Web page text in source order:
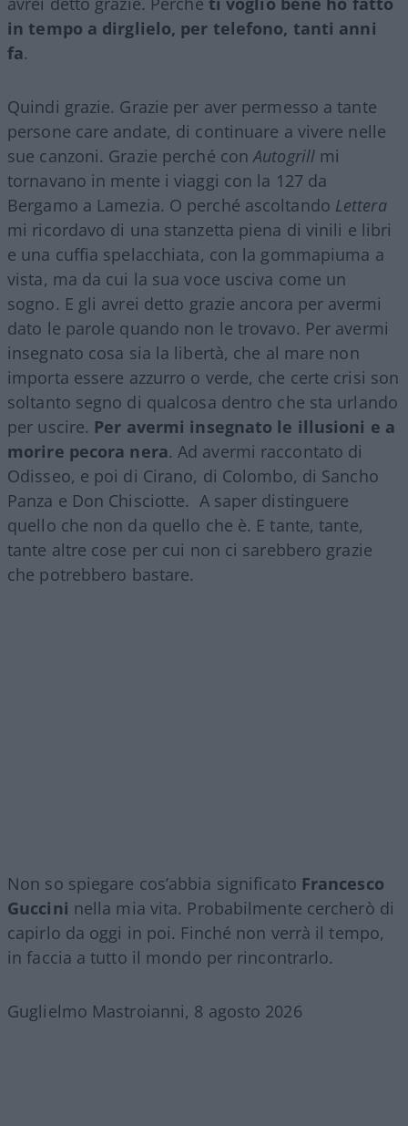
in tempo a dirglielo, per telefono, tanti anni
fa.
Quindi grazie. Grazie per aver permesso a tante
persone care andate, di continuare a vivere nelle
sue canzoni. Grazie perché conAutogrill mi
tornavano in mente i viaggi con la 127 da
Bergamo a Lamezia. O perché ascoltando Lettera
mi ricordavo di una stanzetta piena di vinili e libri
e una cuffia spelacchiata, con la gommapiuma a
vista, ma da cui la sua voce usciva come un
sogno. E gli avrei detto grazie ancora per avermi
dato le parole quando non le trovavo. Per avermi
insegnato cosa sia la libertà, che al mare non
importa essere azzurro o verde, che certe crisi son
soltanto segno di qualcosa dentro che sta urlando
per uscire. Per avermi insegnato le illusioni e a
morire pecora nera. Ad avermi raccontato di
Odisseo, e poi di Cirano, di Colombo, di Sancho
Panza e Don Chisciotte. A saper distinguere
quello che non da quello che è. E tante, tante,
tante altre cose per cui non ci sarebbero grazie
che potrebbero bastare.
Non so spiegare cos’abbia significato Francesco
Guccini nella mia vita. Probabilmente cercherò di
capirlo da oggi in poi. Finché non verrà il tempo,
in faccia a tutto il mondo per rincontrarlo.
Guglielmo Mastroianni, 8 agosto 2026